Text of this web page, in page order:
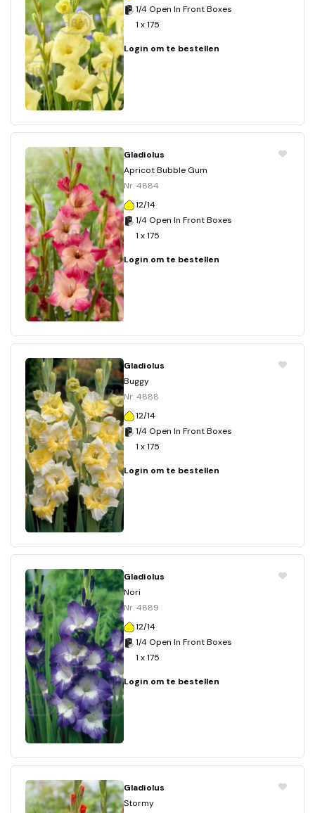
1/4 Open In Front Boxes
1 x 175
Login om te bestellen
Gladiolus
Apricot Bubble Gum
Nr. 4884
12/14
1/4 Open In Front Boxes
1 x 175
Login om te bestellen
Gladiolus
Buggy
Nr. 4888
12/14
1/4 Open In Front Boxes
1 x 175
Login om te bestellen
Gladiolus
Nori
Nr. 4889
12/14
1/4 Open In Front Boxes
1 x 175
Login om te bestellen
Gladiolus
Stormy